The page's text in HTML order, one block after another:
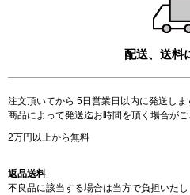
配送、送料
注文頂いてから 5日営業日以内に発送しま
商品によって発送迄お時間を頂く場合がご
2万円以上から無料
返品送料
不良品に該当する場合は当方で負担いた